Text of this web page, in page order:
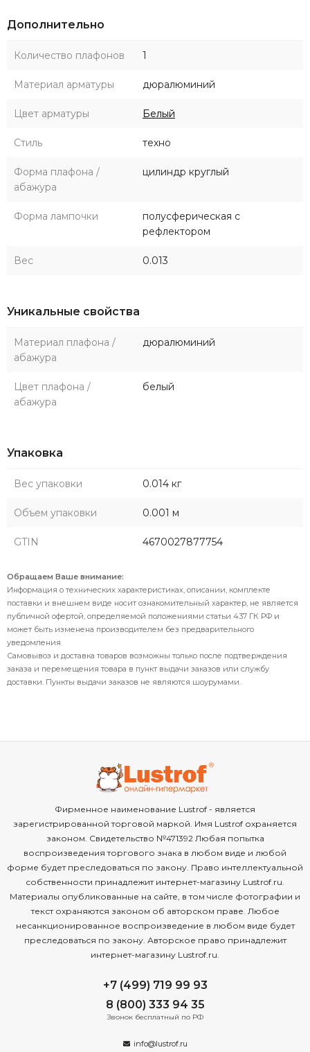
Дополнительно
Количество плафонов 1
Материал арматуры дюралюминий
Цвет арматуры Белый
Стиль техно
Форма плафона /
абажура
цилиндр круглый
Форма лампочки
полусферическая с
рефлектором
Вес 0.013
Уникальные свойства
Материал плафона /
абажура
дюралюминий
Цвет плафона /
абажура
белый
Упаковка
Вес упаковки 0.014 кг
Объем упаковки 0.001 м
GTIN 4670027877754
Обращаем Ваше внимание:
Информация о технических характеристиках, описании, комплекте
поставки и внешнем виде носит ознакомительный характер, не является
публичной офертой, определяемой положениями статьи 437 ГК РФ и
может быть изменена производителем без предварительного
уведомления.
Самовывоз и доставка товаров возможны только после подтверждения
заказа и перемещения товара в пункт выдачи заказов или службу
доставки. Пункты выдачи заказов не являются шоурумами.
Фирменное наименование Lustrof - является
зарегистрированной торговой маркой. Имя Lustrof охраняется
законом. Свидетельство №471392 Любая попытка
воспроизведения торгового знака в любом виде и любой
форме будет преследоваться по закону. Право интеллектуальной
собственности принадлежит интернет-магазину Lustrof.ru.
Материалы опубликованные на сайте, в том числе фотографии и
текст охраняются законом об авторском праве. Любое
несанкционированное воспроизведение в любом виде будет
преследоваться по закону. Авторское право принадлежит
интернет-магазину Lustrof.ru.
+7 (499) 719 99 93
8 (800) 333 94 35
Звонок бесплатный по РФ
info@lustrof.ru